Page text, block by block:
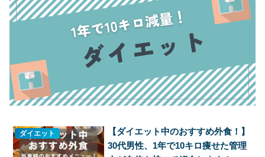
ダイエット
【ダイエット中のおすすめ外食！】
30代男性、1年で10キロ痩せた管理